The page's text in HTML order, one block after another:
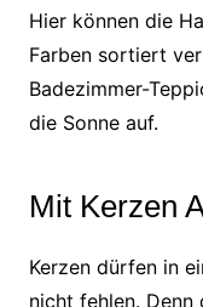
Hier können die
Farben sortiert
Badezimmer-
die Sonne auf.
Mit Kerzen
Kerzen dürfen in
nicht fehlen.